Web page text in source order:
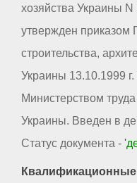
хозяйства Украины
утвержден приказом
строительства,
Украины 13.10.1999
Министерством
Украины. Введен в
Статус документа -